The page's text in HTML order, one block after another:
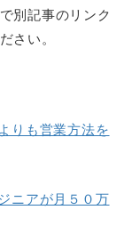
別記事のリンク
さい。
りも営業方法を
ニアが月５０万